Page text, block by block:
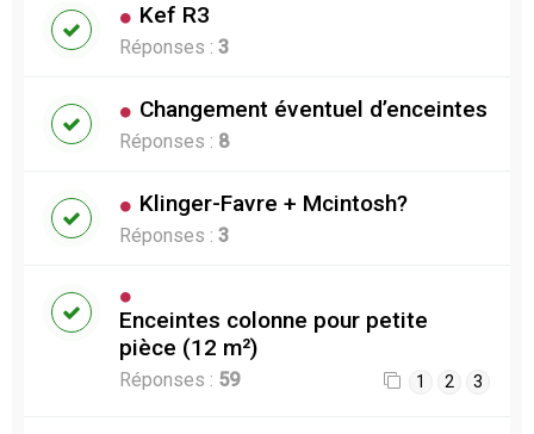
Kef R3
Réponses : 3
Changement éventuel d’enceintes
Réponses : 8
Klinger-Favre + Mcintosh?
Réponses : 3
Enceintes colonne pour petite
pièce (12 m²)
Réponses : 59 1 2 3